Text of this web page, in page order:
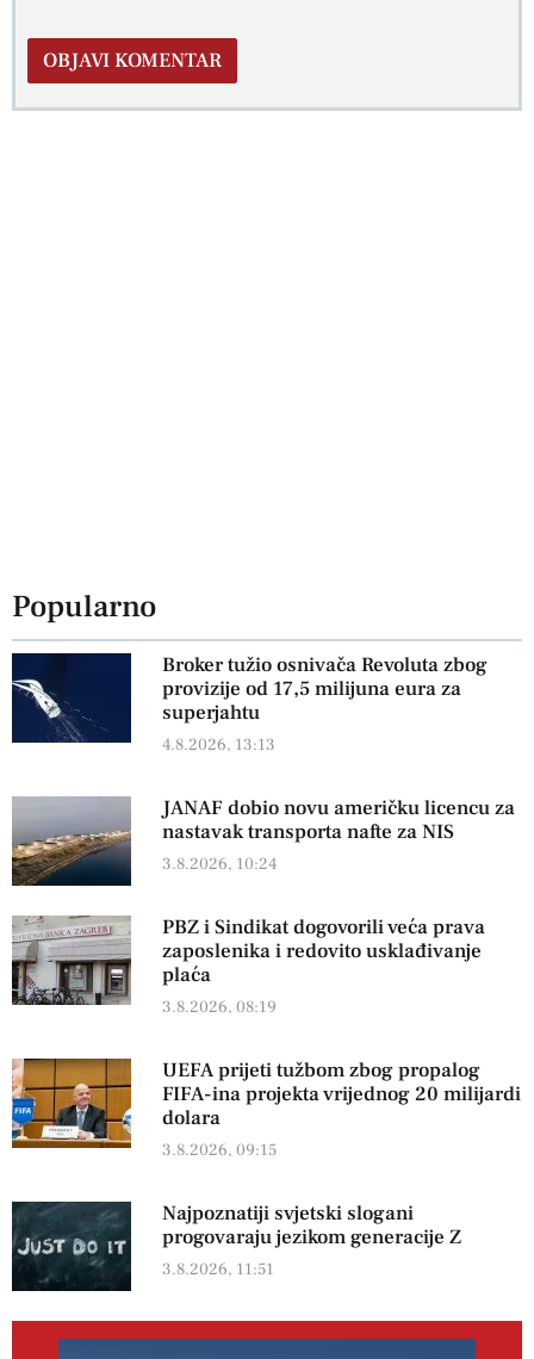
Popularno
Broker tužio osnivača Revoluta zbog
provizije od 17,5 milijuna eura za
superjahtu
4.8.2026, 13:13
JANAF dobio novu američku licencu za
nastavak transporta nafte za NIS
3.8.2026, 10:24
PBZ i Sindikat dogovorili veća prava
zaposlenika i redovito usklađivanje
plaća
3.8.2026, 08:19
UEFA prijeti tužbom zbog propalog
FIFA-ina projekta vrijednog 20 milijardi
dolara
3.8.2026, 09:15
Najpoznatiji svjetski slogani
progovaraju jezikom generacije Z
3.8.2026, 11:51